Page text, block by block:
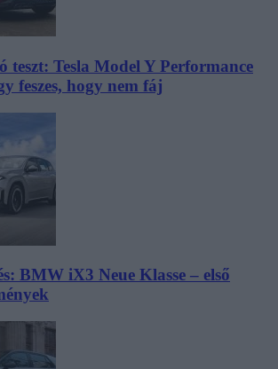
teszt: Tesla Model Y Performance
feszes, hogy nem fáj
BMW iX3 Neue Klasse – első